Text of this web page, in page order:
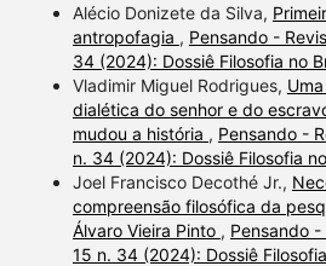
Alécio Donizete da Silva,
antropofagia , Pensando -
34 (2024): Dossiê Filosofia no
Vladimir Miguel Rodrigues,
dialética do senhor e do
mudou a história , Pensando -
n. 34 (2024): Dossiê Filosofia
Joel Francisco Decothé Jr.,
compreensão filosófica da
Álvaro Vieira Pinto , Pensando
15 n. 34 (2024): Dossiê